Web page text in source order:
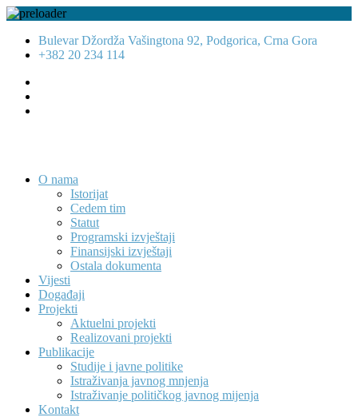
Bulevar Džordža Vašingtona 92, Podgorica, Crna Gora
+382 20 234 114
O nama
Istorijat
Cedem tim
Statut
Programski izvještaji
Finansijski izvještaji
Ostala dokumenta
Vijesti
Događaji
Projekti
Aktuelni projekti
Realizovani projekti
Publikacije
Studije i javne politike
Istraživanja javnog mnjenja
Istraživanje političkog javnog mijenja
Kontakt